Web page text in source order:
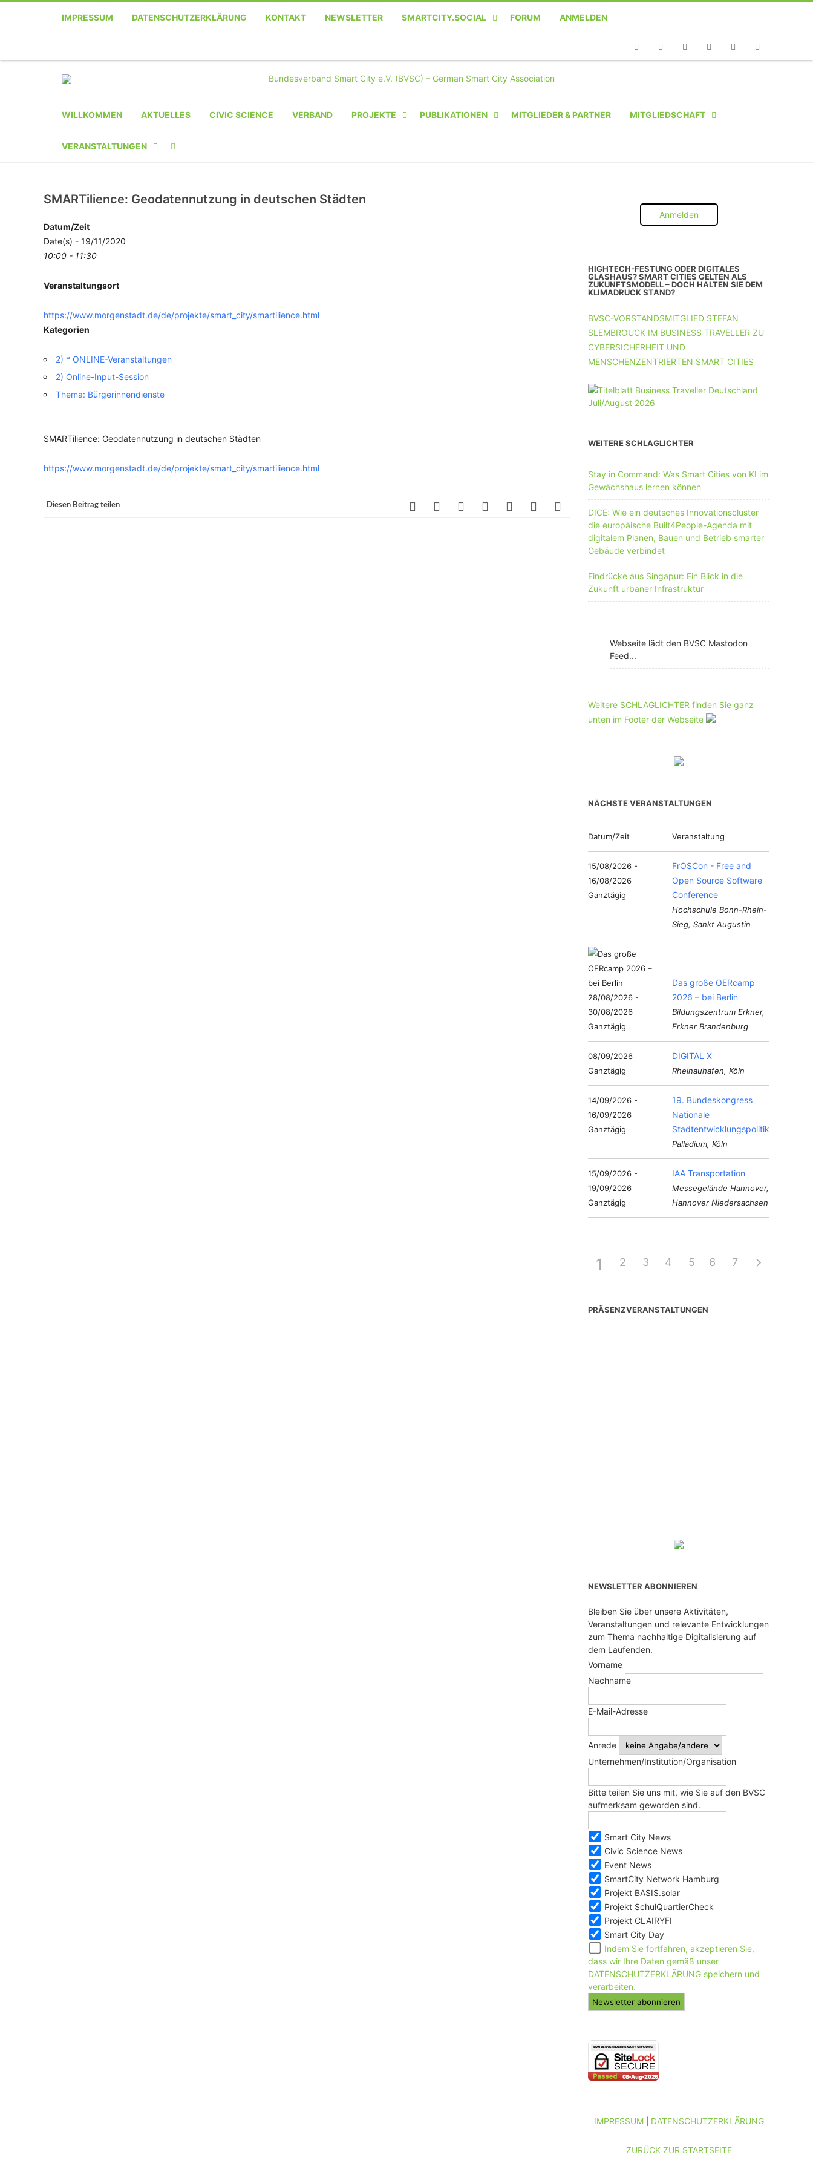
IMPRESSUM DATENSCHUTZERKLÄRUNG KONTAKT NEWSLETTER SMARTCITY.SOCIAL FORUM ANMELDEN
WILLKOMMEN AKTUELLES CIVIC SCIENCE VERBAND PROJEKTE
CLAIRYFI-INDOORS: SMART
PUBLIKATIONEN MITGLIEDER & PARTNER MITGLIEDSCHAFT
INSTITUTION
UNTERNEHMEN MIT 11-50 MA
VERANSTALTUNGEN
VERANSTALTER-
REGISTRIERUNG
VERANSTALTUNG
SMARTilience: Geodatennutzung in deutschen Städten
Datum/Zeit
Date(s) - 19/11/2020
10:00 - 11:30
Veranstaltungsort
https://www.morgenstadt.de/de/projekte/smart_city/smartilience.html
Kategorien
2) * ONLINE-Veranstaltungen
2) Online-Input-Session
Thema: Bürgerinnendienste
SMARTilience: Geodatennutzung in deutschen Städten
https://www.morgenstadt.de/de/projekte/smart_city/smartilience.html
Diesen Beitrag teilen
Anmelden
HIGHTECH-FESTUNG ODER DIGITALES
GLASHAUS? SMART CITIES GELTEN ALS
ZUKUNFTSMODELL – DOCH HALTEN SIE DEM
KLIMADRUCK STAND?
BVSC-VORSTANDSMITGLIED STEFAN
SLEMBROUCK IM BUSINESS TRAVELLER ZU
CYBERSICHERHEIT UND
MENSCHENZENTRIERTEN SMART CITIES
WEITERE SCHLAGLICHTER
Stay in Command: Was Smart Cities von KI im
Gewächshaus lernen können
DICE: Wie ein deutsches Innovationscluster
die europäische Built4People-Agenda mit
digitalem Planen, Bauen und Betrieb smarter
Gebäude verbindet
Eindrücke aus Singapur: Ein Blick in die
Zukunft urbaner Infrastruktur
Webseite lädt den BVSC Mastodon
Feed...
Weitere SCHLAGLICHTER finden Sie ganz
unten im Footer der Webseite
NÄCHSTE VERANSTALTUNGEN
Datum/Zeit Veranstaltung
15/08/2026 -
16/08/2026
Ganztägig
FrOSCon - Free and
Open Source Software
Conference
Hochschule Bonn-Rhein-
Sieg, Sankt Augustin
28/08/2026 -
30/08/2026
Ganztägig
Das große OERcamp
2026 – bei Berlin
Bildungszentrum Erkner,
Erkner Brandenburg
08/09/2026
Ganztägig
DIGITAL X
Rheinauhafen, Köln
14/09/2026 -
16/09/2026
Ganztägig
19. Bundeskongress
Nationale
Stadtentwicklungspolitik
Palladium, Köln
15/09/2026 -
19/09/2026
Ganztägig
IAA Transportation
Messegelände Hannover,
Hannover Niedersachsen
1 2 3 4 5 6 7
PRÄSENZVERANSTALTUNGEN
NEWSLETTER ABONNIEREN
Bleiben Sie über unsere Aktivitäten,
Veranstaltungen und relevante Entwicklungen
zum Thema nachhaltige Digitalisierung auf
dem Laufenden.
Vorname
Nachname
E-Mail-Adresse
Anrede
Unternehmen/Institution/Organisation
Bitte teilen Sie uns mit, wie Sie auf den BVSC
aufmerksam geworden sind.
Smart City News
Civic Science News
Event News
SmartCity Network Hamburg
Projekt BASIS.solar
Projekt SchulQuartierCheck
Projekt CLAIRYFI
Smart City Day
Indem Sie fortfahren, akzeptieren Sie,
dass wir Ihre Daten gemäß unser
DATENSCHUTZERKLÄRUNG speichern und
verarbeiten.
IMPRESSUM| DATENSCHUTZERKLÄRUNG
ZURÜCK ZUR STARTSEITE